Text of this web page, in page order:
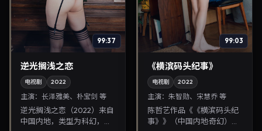
99:37
逆光搁浅之恋
电视剧 2022
主演： 长泽雅美、朴宝剑 等
逆光搁浅之恋（2022）来自
中国内地，类型为科幻，张
99:03
《横滨码头纪事》
电视剧 2022
主演：朱智勋、宋慧乔 等
陈哲艺作品《《横滨码头纪
事》》（中国内地·奇幻）由